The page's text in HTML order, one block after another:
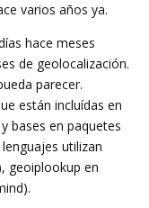
varios años ya.
hace meses
de geolocalización.
parecer.
están incluídas en
bases en paquetes
utilizan
geoiplookup en